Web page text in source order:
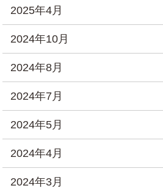
2025年4月
2024年10月
2024年8月
2024年7月
2024年5月
2024年4月
2024年3月